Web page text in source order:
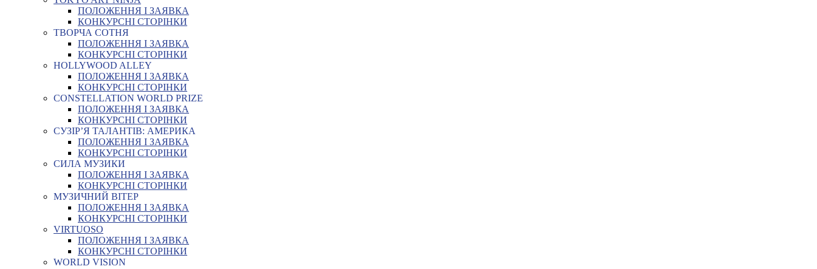
ПОЛОЖЕННЯ І ЗАЯВКА
КОНКУРСНІ СТОРІНКИ
ТВОРЧА СОТНЯ
ПОЛОЖЕННЯ І ЗАЯВКА
КОНКУРСНІ СТОРІНКИ
HOLLYWOOD ALLEY
ПОЛОЖЕННЯ І ЗАЯВКА
КОНКУРСНІ СТОРІНКИ
CONSTELLATION WORLD PRIZE
ПОЛОЖЕННЯ І ЗАЯВКА
КОНКУРСНІ СТОРІНКИ
СУЗІР’Я ТАЛАНТІВ: АМЕРИКА
ПОЛОЖЕННЯ І ЗАЯВКА
КОНКУРСНІ СТОРІНКИ
СИЛА МУЗИКИ
ПОЛОЖЕННЯ І ЗАЯВКА
КОНКУРСНІ СТОРІНКИ
МУЗИЧНИЙ ВІТЕР
ПОЛОЖЕННЯ І ЗАЯВКА
КОНКУРСНІ СТОРІНКИ
VIRTUOSO
ПОЛОЖЕННЯ І ЗАЯВКА
КОНКУРСНІ СТОРІНКИ
WORLD VISION